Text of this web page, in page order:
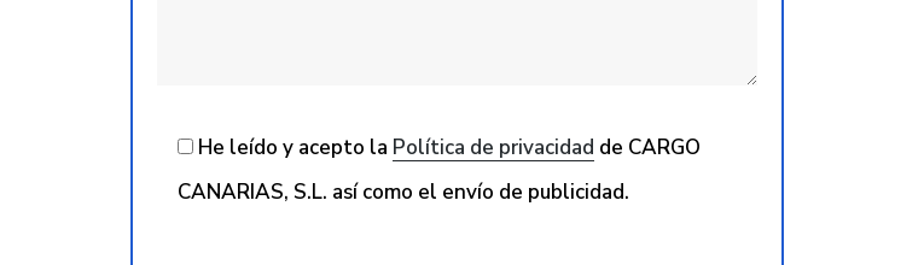
He leído y acepto la Política de privacidad de CARGO
CANARIAS, S.L. así como el envío de publicidad.